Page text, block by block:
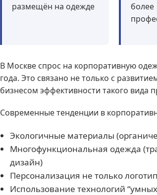
размещён на одежде
более
В Москве спрос на корпоративную
года. Это связано не только с
бизнесом эффективности такого вида
Современные тенденции в
Экологичные материалы
Многофункциональная одежда
дизайн)
Персонализация не только
Использование технологий